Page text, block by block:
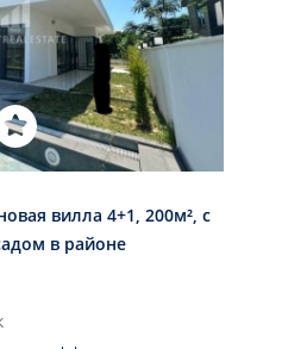
вилла 4+1, 200м², с
в районе